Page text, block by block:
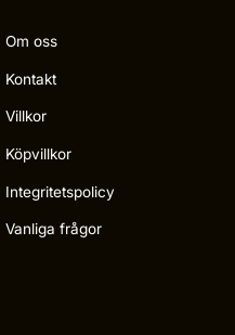
Om oss
Kontakt
Villkor
Köpvillkor
Integritetspolicy
Vanliga frågor